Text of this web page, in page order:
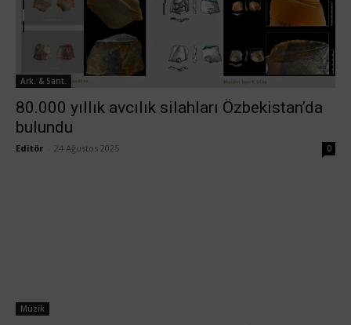
Ark. & Sant.
80.000 yıllık avcılık silahları Özbekistan’da
bulundu
Editör 24 Ağustos 2025 0
Müzik